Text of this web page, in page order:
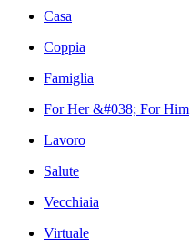
Casa
Coppia
Famiglia
For Her &#038; For Him
Lavoro
Salute
Vecchiaia
Virtuale